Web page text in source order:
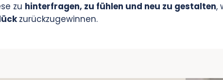
zu hinterfragen, zu fühlen und neu zu gestalten,
zurückzugewinnen.